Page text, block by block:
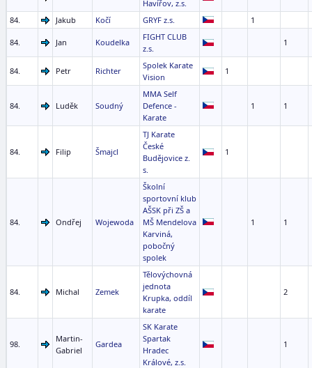
Havířov, z.s.
84. Jakub Kočí GRYF z.s. 1
84. Jan Koudelka
FIGHT CLUB
z.s.
1
84. Petr Richter
Spolek Karate
Vision
1
84. Luděk Soudný
MMA Self
Defence -
Karate
1 1
84. Filip Šmajcl
TJ Karate
České
Budějovice z.
s.
1
84. Ondřej Wojewoda
Školní
sportovní klub
AŠSK při ZŠ a
MŠ Mendelova
Karviná,
pobočný
spolek
1 1
84. Michal Zemek
Tělovýchovná
jednota
Krupka, oddíl
karate
2
98.
Martin-
Gabriel
Gardea
SK Karate
Spartak
Hradec
Králové, z.s.
1